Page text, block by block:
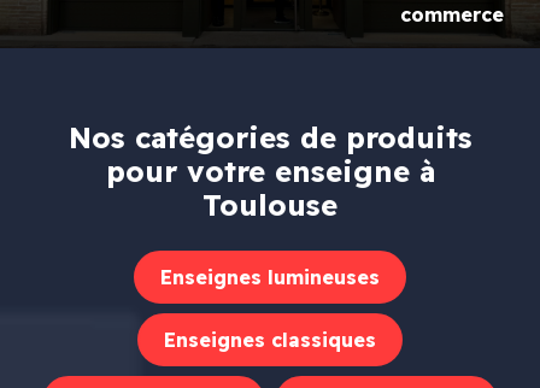
commerce
Nos catégories de produits
pour votre enseigne à
Toulouse
Enseignes lumineuses
Enseignes classiques